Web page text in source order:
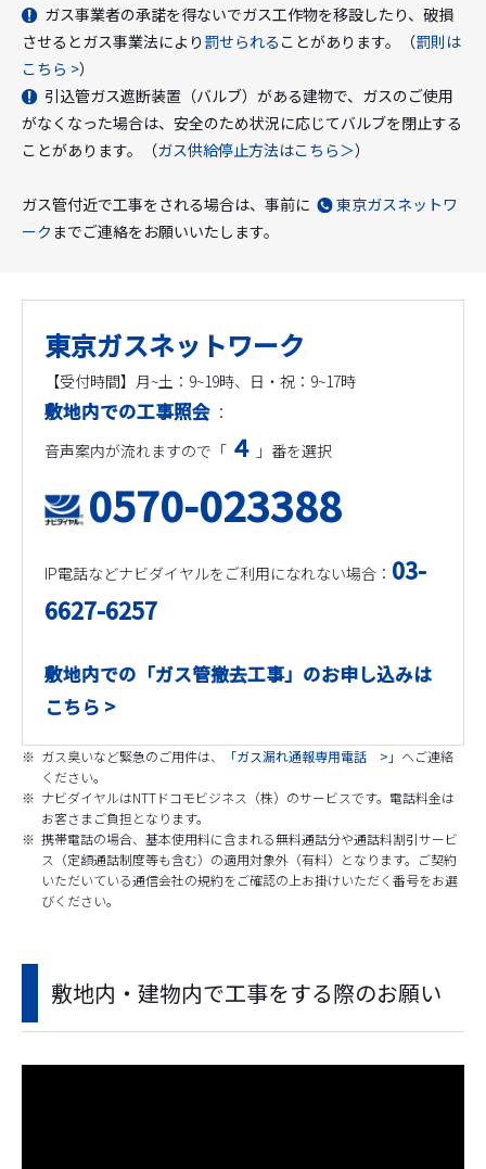
ガス事業者の承諾を得ないでガス工作物を移設したり、破損
させるとガス事業法により 罰せられる ことがあります。（罰則は
こちら >）
引込管ガス遮断装置（バルブ）がある建物で、ガスのご使用
がなくなった場合は、安全のため状況に応じてバルブを閉止する
ことがあります。（ガス供給停止方法はこちら＞）
ガス管付近で工事をされる場合は、事前に
東京ガスネットワ
ーク までご連絡をお願いいたします。
東京ガスネットワーク
【受付時間】月~土：9~19時、日・祝：9~17時
敷地内での工事照会 ：
音声案内が流れますので「 ４ 」番を選択
0570-023388
IP電話などナビダイヤルをご利用になれない場合： 03-
6627-6257
敷地内での「ガス管撤去工事」のお申し込みは
こちら >
※ ガス臭いなど緊急のご用件は、 「ガス漏れ通報専用電話 >」 へご連絡
ください。
※ ナビダイヤルはNTTドコモビジネス（株）のサービスです。電話料金は
お客さまご負担となります。
※ 携帯電話の場合、基本使用料に含まれる無料通話分や通話料割引サービ
ス（定額通話制度等も含む）の適用対象外（有料）となります。ご契約
いただいている通信会社の規約をご確認の上お掛けいただく番号をお選
びください。
敷地内・建物内で工事をする際のお願い